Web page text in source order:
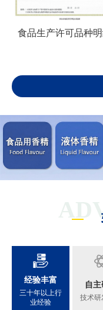
食品生产许可品种
经验丰富
三十年以上行
业经验
自
技术研